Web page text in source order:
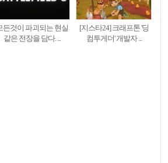
든것이 파괴되는 현실
같은 전장을 담다. ...
[지스타24] 크래프톤 '딩
컴투게더' 개발자 ...